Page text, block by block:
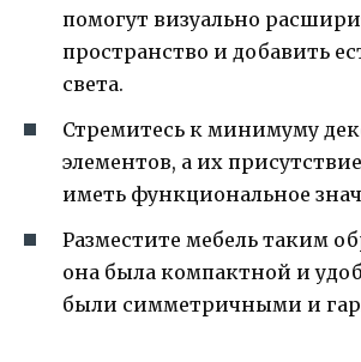
помогут визуально
пространство и добавить
света.
Стремитесь к минимуму
элементов, а их
иметь функциональное
Разместите мебель таким
она была компактной и
были симметричными и